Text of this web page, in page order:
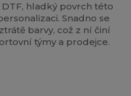
hladký povrch této
Snadno se
barvy, což z ní činí
týmy a prodejce.